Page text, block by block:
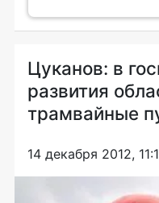
Цуканов: в
развития
трамвайные
14 декабря 2012,